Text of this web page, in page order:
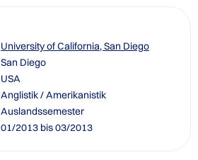
University of California, San Diego
San Diego
USA
Anglistik / Amerikanistik
Auslandssemester
01/2013 bis 03/2013